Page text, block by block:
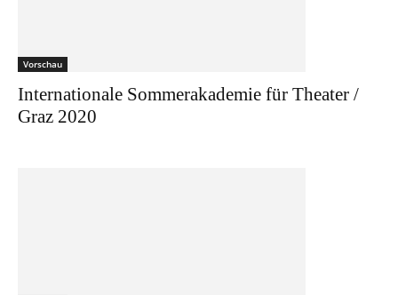
Vorschau
Internationale Sommerakademie für Theater /
Graz 2020